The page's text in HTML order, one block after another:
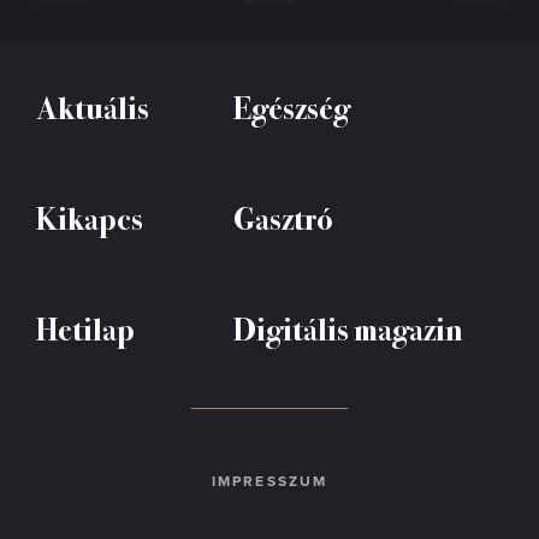
Aktuális Egészség
Kikapcs Gasztró
Hetilap Digitális magazin
IMPRESSZUM